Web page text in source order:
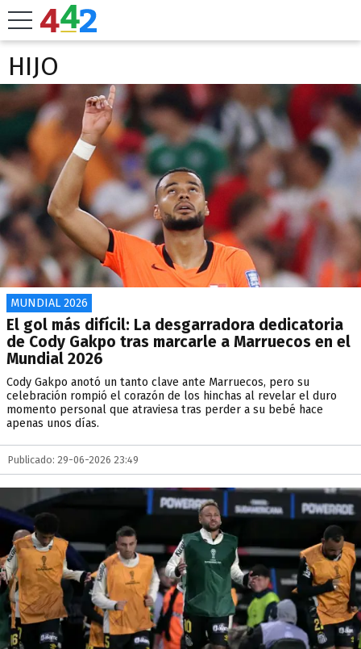
HIJO
MUNDIAL 2026
El gol más difícil: La desgarradora dedicatoria
de Cody Gakpo tras marcarle a Marruecos en el
Mundial 2026
Cody Gakpo anotó un tanto clave ante Marruecos, pero su
celebración rompió el corazón de los hinchas al revelar el duro
momento personal que atraviesa tras perder a su bebé hace
apenas unos días.
Publicado: 29-06-2026 23:49